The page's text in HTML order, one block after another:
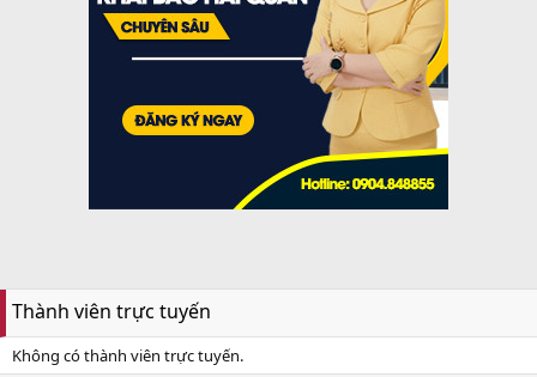
Thành viên trực tuyến
Không có thành viên trực tuyến.